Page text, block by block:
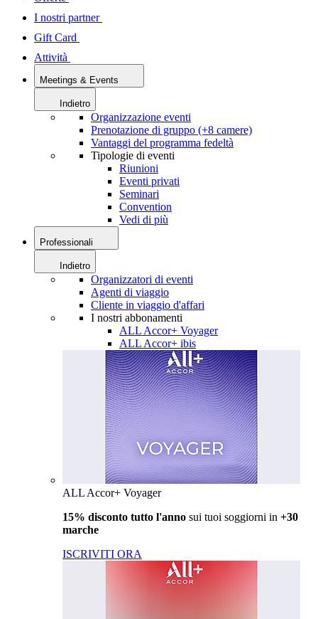
I nostri partner
Gift Card
Attività
Meetings & Events
Indietro
Organizzazione eventi
Prenotazione di gruppo (+8 camere)
Vantaggi del programma fedeltà
Tipologie di eventi
Riunioni
Eventi privati
Seminari
Convention
Vedi di più
Professionali
Indietro
Organizzatori di eventi
Agenti di viaggio
Cliente in viaggio d'affari
I nostri abbonamenti
ALL Accor+ Voyager
ALL Accor+ ibis
ALL Accor+ Voyager
15% disconto tutto l'anno sui tuoi soggiorni in +30
marche
ISCRIVITI ORA